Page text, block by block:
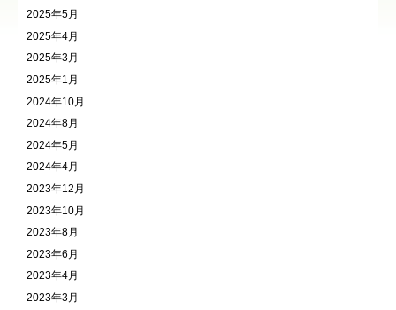
2025年5月
2025年4月
2025年3月
2025年1月
2024年10月
2024年8月
2024年5月
2024年4月
2023年12月
2023年10月
2023年8月
2023年6月
2023年4月
2023年3月